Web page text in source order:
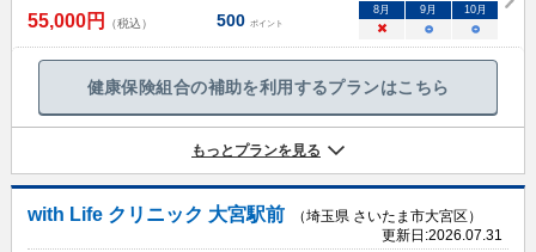
55,000円 （税込） 500 ポイント
8月 9月 10月
× ○ ○
健康保険組合の補助を利用するプランはこちら
もっとプランを見る
with Life クリニック 大宮駅前
（埼玉県 さいたま市大宮区）
更新日:2026.07.31